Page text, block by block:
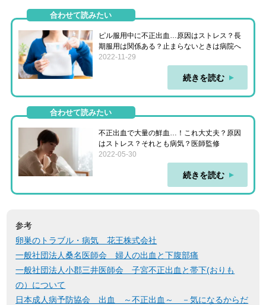
合わせて読みたい
ピル服用中に不正出血…原因はストレス？長
期服用は関係ある？止まらないときは病院へ
2022-11-29
続きを読む
合わせて読みたい
不正出血で大量の鮮血…！これ大丈夫？原因
はストレス？それとも病気？医師監修
2022-05-30
続きを読む
参考
卵巣のトラブル・病気 花王株式会社
一般社団法人桑名医師会 婦人の出血と下腹部痛
一般社団法人小郡三井医師会 子宮不正出血と帯下(おりも
の）について
日本成人病予防協会 出血 ～不正出血～ －気になるからだ